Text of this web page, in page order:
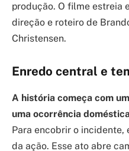
produção. O filme estreia
direção e roteiro de
Christensen.
Enredo central e
A história começa com
uma ocorrência
Para encobrir o
da ação. Esse ato abre